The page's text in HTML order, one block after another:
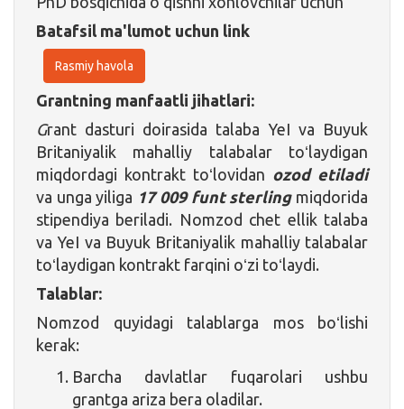
Batafsil ma'lumot uchun link
Rasmiy havola
Grantning manfaatli jihatlari:
Grant dasturi doirasida talaba YeI va Buyuk
Britaniyalik mahalliy talabalar toʻlaydigan
miqdordagi kontrakt toʻlovidan ozod etiladi
va unga yiliga 17 009 funt sterlingmiqdorida
stipendiya beriladi. Nomzod chet ellik talaba
va YeI va Buyuk Britaniyalik mahalliy talabalar
toʻlaydigan kontrakt farqini oʻzi toʻlaydi.
Talablar:
Nomzod quyidagi talablarga mos boʻlishi
kerak:
Barcha davlatlar fuqarolari ushbu
grantga ariza bera oladilar.